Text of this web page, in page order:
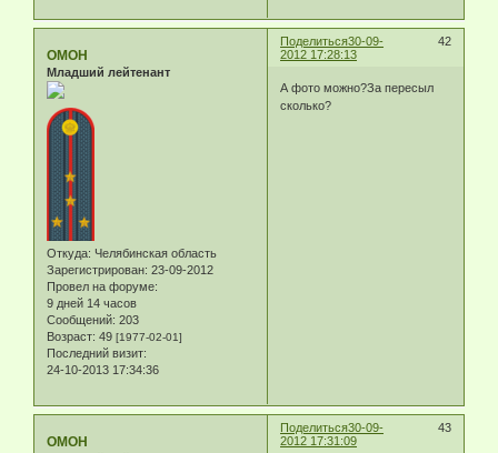
Поделиться 42
30-09-
2012 17:28:13
ОМОН
Младший лейтенант
Откуда: Челябинская область
Зарегистрирован: 23-09-2012
Провел на форуме:
9 дней 14 часов
Сообщений: 203
Возраст: 49 [1977-02-01]
Последний визит:
24-10-2013 17:34:36
А фото можно?За пересыл
сколько?
Поделиться 43
30-09-
2012 17:31:09
ОМОН